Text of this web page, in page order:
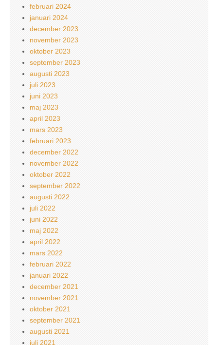
februari 2024
januari 2024
december 2023
november 2023
oktober 2023
september 2023
augusti 2023
juli 2023
juni 2023
maj 2023
april 2023
mars 2023
februari 2023
december 2022
november 2022
oktober 2022
september 2022
augusti 2022
juli 2022
juni 2022
maj 2022
april 2022
mars 2022
februari 2022
januari 2022
december 2021
november 2021
oktober 2021
september 2021
augusti 2021
juli 2021